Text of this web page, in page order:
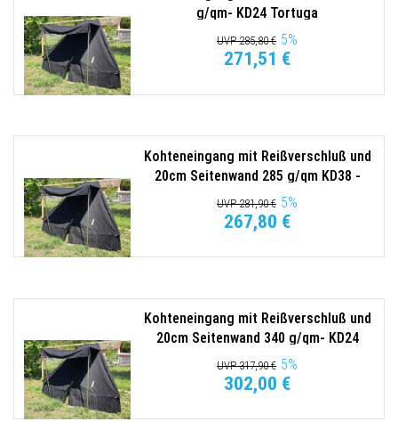
g/qm- KD24 Tortuga
UVP 285,80 € 5%
271,51 €
Kohteneingang mit Reißverschluß und
20cm Seitenwand 285 g/qm KD38 -
Tortuga
UVP 281,90 € 5%
267,80 €
Kohteneingang mit Reißverschluß und
20cm Seitenwand 340 g/qm- KD24
Tortuga
UVP 317,90 € 5%
302,00 €